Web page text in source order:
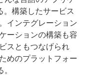
。構築したサービス
インテグレーション
ーションの構築も容
スともつなげられ
めのプラットフォー